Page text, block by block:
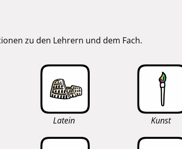
zu den Lehrern und dem Fach.
Latein Kunst